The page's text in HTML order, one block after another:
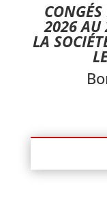
2026 AU
LA